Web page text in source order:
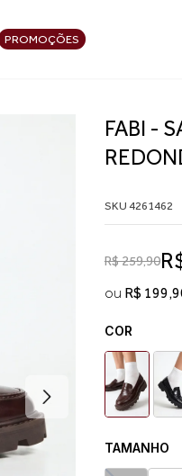
PROMOÇÕES
FABI -
SKU 4261462
R$ 259,90
ou R$
COR
TAMANHO